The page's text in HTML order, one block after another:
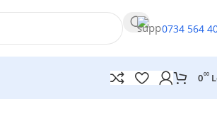
0734 564
000